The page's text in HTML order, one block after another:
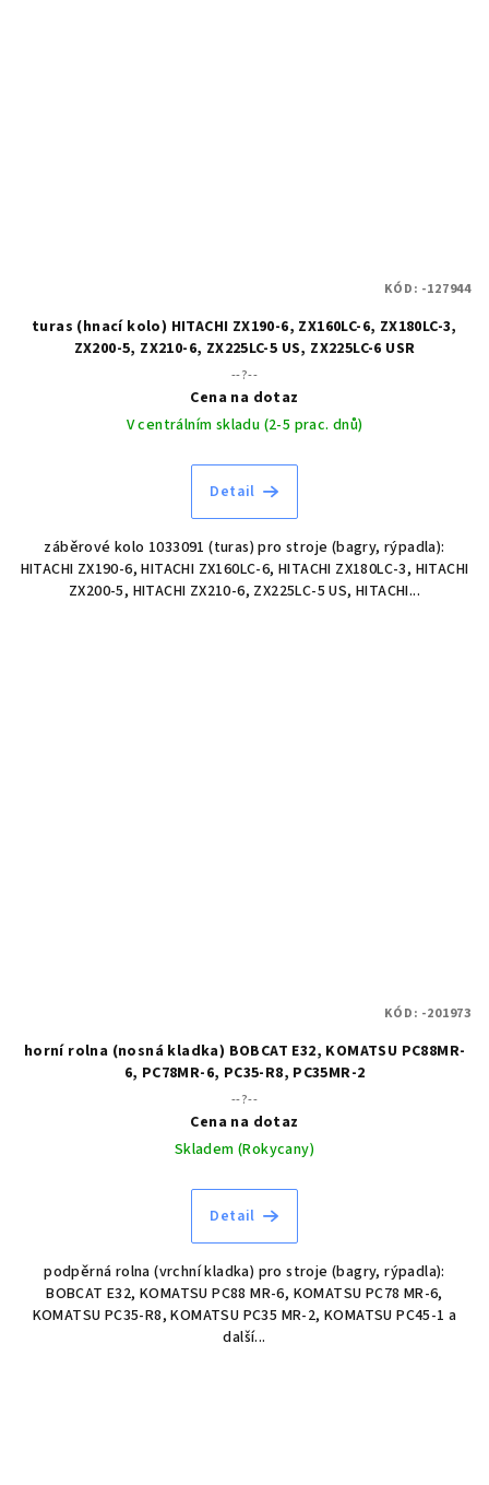
turas (hnací kolo) HITACHI ZX190-6, ZX160LC-6, ZX180LC-3,
ZX200-5, ZX210-6, ZX225LC-5 US, ZX225LC-6 USR
--?--
Cena na dotaz
V centrálním skladu (2-5 prac. dnů)
Detail
záběrové kolo 1033091 (turas) pro stroje (bagry, rýpadla):
HITACHI ZX190-6, HITACHI ZX160LC-6, HITACHI ZX180LC-3, HITACHI
ZX200-5, HITACHI ZX210-6, ZX225LC-5 US, HITACHI...
KÓD: -127944
horní rolna (nosná kladka) BOBCAT E32, KOMATSU PC88MR-
6, PC78MR-6, PC35-R8, PC35MR-2
--?--
Cena na dotaz
Skladem (Rokycany)
Detail
podpěrná rolna (vrchní kladka) pro stroje (bagry, rýpadla):
BOBCAT E32, KOMATSU PC88 MR-6, KOMATSU PC78 MR-6,
KOMATSU PC35-R8, KOMATSU PC35 MR-2, KOMATSU PC45-1 a
další...
KÓD: -201973